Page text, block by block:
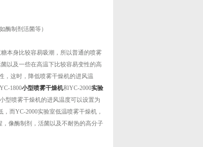
酶制剂活菌等）
本身比较容易吸潮，所以普通的喷雾
以及一些在高温下比较容易变性的高
，这时，降低喷雾干燥机的进风温
1800小型喷雾干燥机和YC-2000实验
型喷雾干燥机的进风温度可以设置为
而YC-2000实验室低温喷雾干燥机，
像酶制剂，活菌以及不耐热的高分子